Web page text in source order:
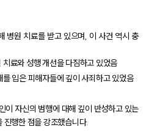
병원 치료를 받고 있으며, 이 사건 역시 충
료와 성행 개선을 다짐하고 있었음
입은 피해자들에 깊이 사죄하고 있었음
이 자신의 범행에 대해 깊이 반성하고 있는
행한 점을 강조했습니다.